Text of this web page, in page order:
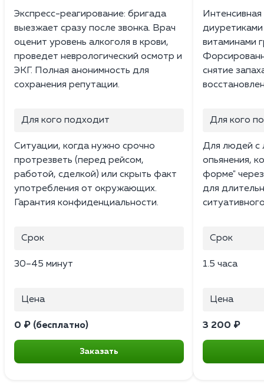
Экспресс-реагирование: бригада
выезжает сразу после звонка. Врач
оценит уровень алкоголя в крови,
проведет неврологический осмотр и
ЭКГ. Полная анонимность для
сохранения репутации.
Для кого подходит
Ситуации, когда нужно срочно
протрезветь (перед рейсом,
работой, сделкой) или скрыть факт
употребления от окружающих.
Гарантия конфиденциальности.
Срок
30–45 минут
Цена
0 ₽ (бесплатно)
Заказать
витаминами
снятие
Для кого
Для людей с
опьянения,
форме"
для
Срок
1.5 часа
Цена
3 200 ₽